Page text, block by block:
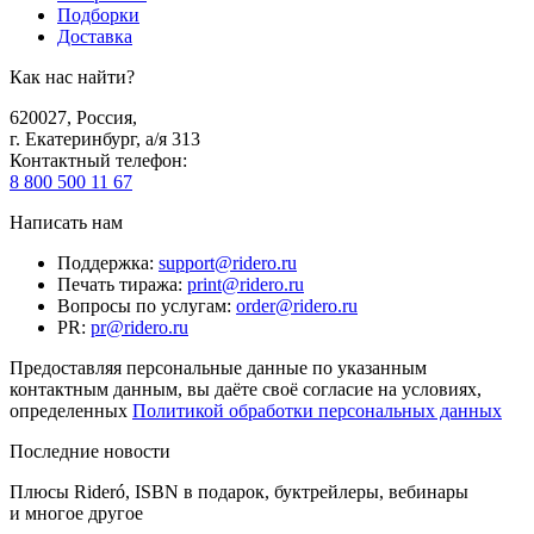
Подборки
Доставка
Как нас найти?
620027, Россия,
г. Екатеринбург, а/я 313
Контактный телефон:
8 800 500 11 67
Написать нам
Поддержка: support@ridero.ru
Печать тиража: print@ridero.ru
Вопросы по услугам: order@ridero.ru
PR: pr@ridero.ru
Предоставляя персональные данные по указанным
контактным данным, вы даёте своё согласие на условиях,
определенных Политикой обработки персональных данных
Последние новости
Плюсы Rideró, ISBN в подарок, буктрейлеры, вебинары
и многое другое